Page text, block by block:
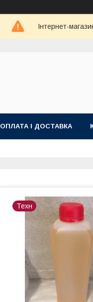
Інтернет-
ОПЛАТА І ДОСТАВКА
Техн